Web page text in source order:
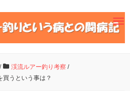
/ 渓流ルアー釣り考察 /
うという事は？